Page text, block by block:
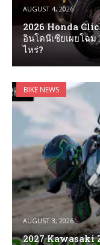
AUGUST 4, 2026
2026 Honda
อินโดนีเซียเผยโฉ
ไหร่?
BIKE NEWS
AUGUST 3, 2026
2027 Kawasaki